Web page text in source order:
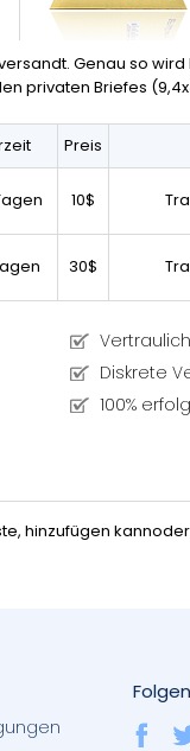
Genau so
privaten Briefes
Preis
10$
30$
Diskrete
100%
hinzufügen